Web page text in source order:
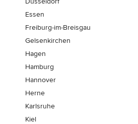
Essen
Freiburg-im-Breisgau
Gelsenkirchen
Hagen
Hamburg
Hannover
Herne
Karlsruhe
Kiel